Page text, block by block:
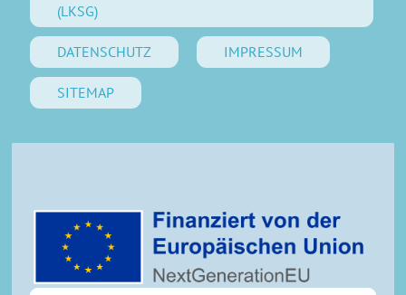
(LKSG)
DATENSCHUTZ IMPRESSUM
SITEMAP